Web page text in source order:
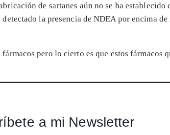
de sartanes aún no se ha
detectado la presencia de NDEA por encima
pero lo cierto es que estos fármacos
a mi Newsletter